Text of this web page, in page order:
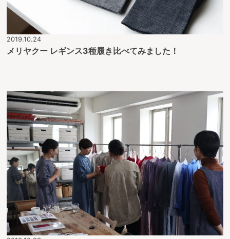
2019.10.24
メリヤクー レギンス3種履き比べてみました！